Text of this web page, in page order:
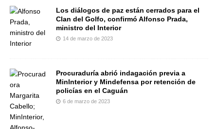
Los diálogos de paz están cerrados para el
Clan del Golfo, confirmó Alfonso Prada,
ministro del Interior
14 de marzo de 2023
Procuraduría abrió indagación previa a
MinInterior y Mindefensa por retención de
policías en el Caguán
6 de marzo de 2023